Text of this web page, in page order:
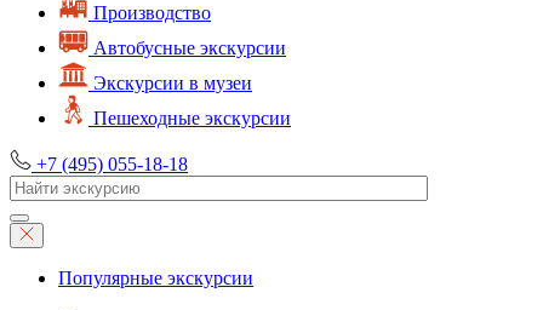
Производство
Автобусные экскурсии
Экскурсии в музеи
Пешеходные экскурсии
+7 (495) 055-18-18
Популярные экскурсии